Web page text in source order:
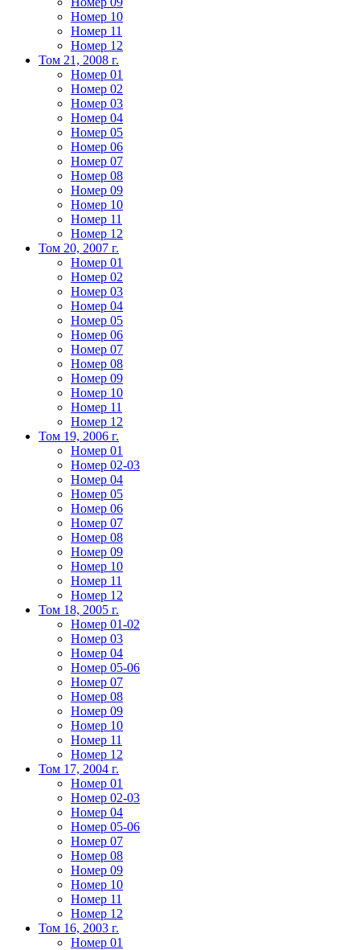
Номер 10
Номер 11
Номер 12
Том 21, 2008 г.
Номер 01
Номер 02
Номер 03
Номер 04
Номер 05
Номер 06
Номер 07
Номер 08
Номер 09
Номер 10
Номер 11
Номер 12
Том 20, 2007 г.
Номер 01
Номер 02
Номер 03
Номер 04
Номер 05
Номер 06
Номер 07
Номер 08
Номер 09
Номер 10
Номер 11
Номер 12
Том 19, 2006 г.
Номер 01
Номер 02-03
Номер 04
Номер 05
Номер 06
Номер 07
Номер 08
Номер 09
Номер 10
Номер 11
Номер 12
Том 18, 2005 г.
Номер 01-02
Номер 03
Номер 04
Номер 05-06
Номер 07
Номер 08
Номер 09
Номер 10
Номер 11
Номер 12
Том 17, 2004 г.
Номер 01
Номер 02-03
Номер 04
Номер 05-06
Номер 07
Номер 08
Номер 09
Номер 10
Номер 11
Номер 12
Том 16, 2003 г.
Номер 01